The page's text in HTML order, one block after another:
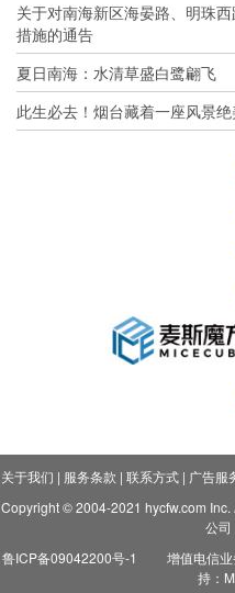
关于对南海新区海晏路、明珠
措施的通告
夏日南海：水清草盛白鹭翩飞
此生必去！烟台藏着一座风景
关于我们 | 服务条款 | 联系方式| 广告服
Copyright © 2004-2021 hycfw.com
公司
鲁ICP备09042200号-1
增值电信
持：